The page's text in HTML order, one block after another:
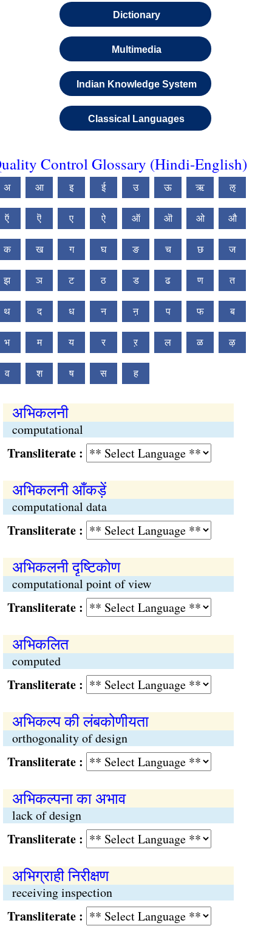
Dictionary
Multimedia
Indian Knowledge System
Classical Languages
Control Glossary (Hindi-English)
अ आ इ ई उ ऊ ऋ ऌ
ऍ ऎ ए ऐ ऑ ऒ ओ औ
क ख ग घ ङ च छ ज
झ ञ ट ठ ड ढ ण त
थ द ध न ऩ प फ ब
भ म य र ऱ ल ळ ऴ
व श ष स ह
अभिकलनी
computational
:
अभिकलनी आँकड़ें
computational data
:
अभिकलनी दृष्टिकोण
computational point of view
:
अभिकलित
computed
:
अभिकल्प की लंबकोणीयता
orthogonality of design
:
अभिकल्पना का अभाव
lack of design
:
अभिग्राही निरीक्षण
receiving inspection
: